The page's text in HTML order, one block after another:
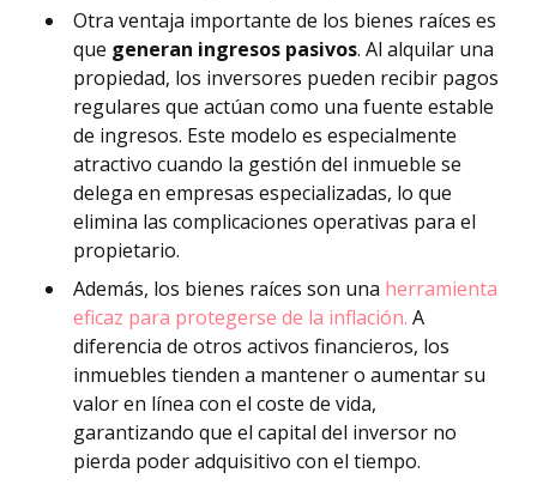
Otra ventaja importante de los bienes raíces es
que generan ingresos pasivos. Al alquilar una
propiedad, los inversores pueden recibir pagos
regulares que actúan como una fuente estable
de ingresos. Este modelo es especialmente
atractivo cuando la gestión del inmueble se
delega en empresas especializadas, lo que
elimina las complicaciones operativas para el
propietario.
Además, los bienes raíces son una herramienta
eficaz para protegerse de la inflación. A
diferencia de otros activos financieros, los
inmuebles tienden a mantener o aumentar su
valor en línea con el coste de vida,
garantizando que el capital del inversor no
pierda poder adquisitivo con el tiempo.